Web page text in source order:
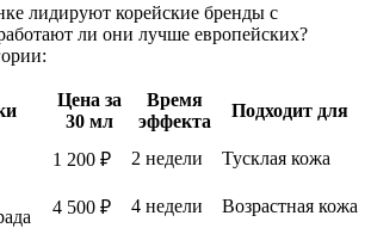
лидируют корейские бренды с
ли они лучше европейских?
Цена за
30 мл
Время
эффекта
Подходит для
1 200 ₽ 2 недели
Тусклая кожа
4 500 ₽ 4 недели Возрастная кожа